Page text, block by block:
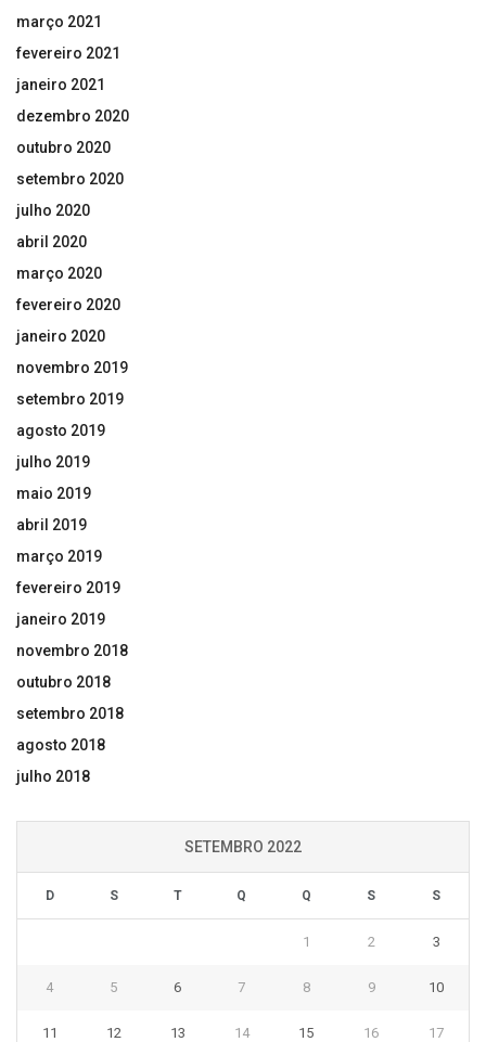
março 2021
fevereiro 2021
janeiro 2021
dezembro 2020
outubro 2020
setembro 2020
julho 2020
abril 2020
março 2020
fevereiro 2020
janeiro 2020
novembro 2019
setembro 2019
agosto 2019
julho 2019
maio 2019
abril 2019
março 2019
fevereiro 2019
janeiro 2019
novembro 2018
outubro 2018
setembro 2018
agosto 2018
julho 2018
SETEMBRO 2022
D S T Q Q S S
1 2 3
4 5 6 7 8 9 10
11 12 13 14 15 16 17